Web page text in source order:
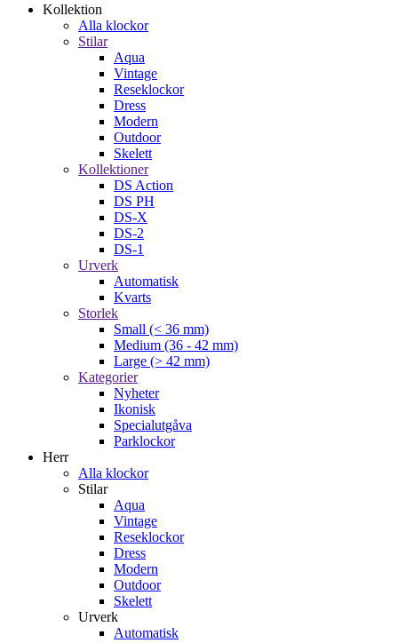
Kollektion
Alla klockor
Stilar
Aqua
Vintage
Reseklockor
Dress
Modern
Outdoor
Skelett
Kollektioner
DS Action
DS PH
DS-X
DS-2
DS-1
Urverk
Automatisk
Kvarts
Storlek
Small (< 36 mm)
Medium (36 - 42 mm)
Large (> 42 mm)
Kategorier
Nyheter
Ikonisk
Specialutgåva
Parklockor
Herr
Alla klockor
Stilar
Aqua
Vintage
Reseklockor
Dress
Modern
Outdoor
Skelett
Urverk
Automatisk